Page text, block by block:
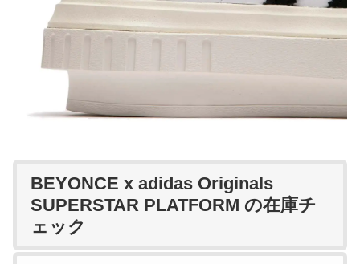
BEYONCE x adidas Originals
SUPERSTAR PLATFORM の在庫チ
ェック